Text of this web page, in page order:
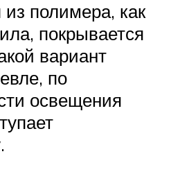
полимера, как
покрывается
вариант
по
освещения